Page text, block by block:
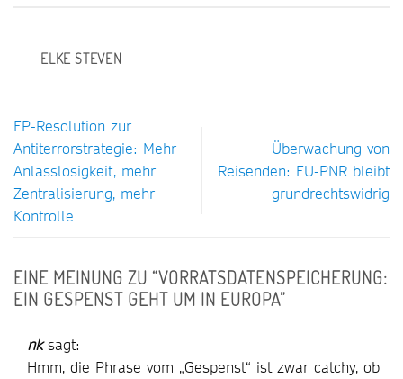
ELKE STEVEN
EP-Resolution zur
Antiterrorstrategie: Mehr
Anlasslosigkeit, mehr
Zentralisierung, mehr
Kontrolle
Überwachung von
Reisenden: EU-PNR bleibt
grundrechtswidrig
EINE MEINUNG ZU “VORRATSDATENSPEICHERUNG:
EIN GESPENST GEHT UM IN EUROPA”
nk sagt:
Hmm, die Phrase vom „Gespenst“ ist zwar catchy, ob